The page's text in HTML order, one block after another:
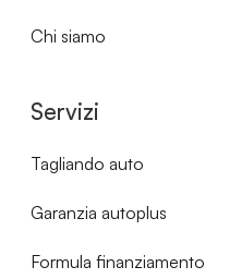
Chi siamo
Servizi
Tagliando auto
Garanzia autoplus
Formula finanziamento